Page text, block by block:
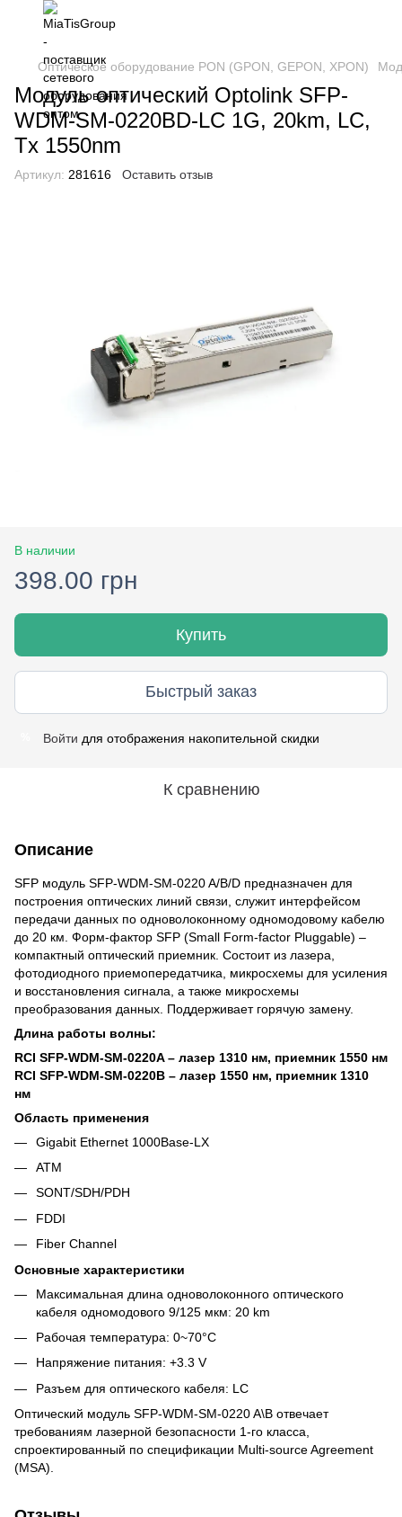
Оптическое оборудование PON (GPON, GEPON, XPON)
Модуль оптический Optolink SFP-
WDM-SM-0220BD-LC 1G, 20km, LC,
Tx 1550nm
Артикул: 281616 Оставить отзыв
В наличии
398.00 грн
Купить
Быстрый заказ
Войти для отображения накопительной скидки
К сравнению
Описание
SFP модуль SFP-WDM-SM-0220 A/B/D предназначен для
построения оптических линий связи, служит интерфейсом
передачи данных по одноволоконному одномодовому кабелю
до 20 км. Форм-фактор SFP (Small Form-factor Pluggable) –
компактный оптический приемник. Состоит из лазера,
фотодиодного приемопередатчика, микросхемы для усиления
и восстановления сигнала, а также микросхемы
преобразования данных. Поддерживает горячую замену.
Длина работы волны:
RCI SFP-WDM-SM-0220A – лазер 1310 нм, приемник 1550 нм
RCI SFP-WDM-SM-0220B – лазер 1550 нм, приемник 1310
нм
Область применения
Gigabit Ethernet 1000Base-LX
ATM
SONT/SDH/PDH
FDDI
Fiber Channel
Основные характеристики
Максимальная длина одноволоконного оптического
кабеля одномодового 9/125 мкм: 20 km
Рабочая температура: 0~70°C
Напряжение питания: +3.3 V
Разъем для оптического кабеля: LC
Оптический модуль SFP-WDM-SM-0220 A\B отвечает
требованиям лазерной безопасности 1-го класса,
спроектированный по спецификации Multi-source Agreement
(MSA).